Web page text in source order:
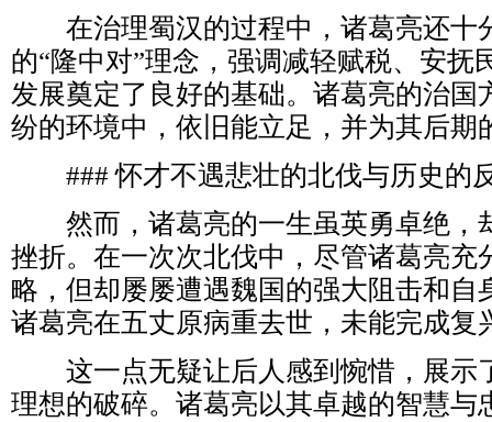
在治理蜀汉的过程中，诸葛亮还十
的“隆中对”理念，强调减轻赋税、安抚
发展奠定了良好的基础。诸葛亮的治国
纷的环境中，依旧能立足，并为其后期
### 怀才不遇悲壮的北伐与历史的
然而，诸葛亮的一生虽英勇卓绝，
挫折。在一次次北伐中，尽管诸葛亮充
略，但却屡屡遭遇魏国的强大阻击和自
诸葛亮在五丈原病重去世，未能完成复
这一点无疑让后人感到惋惜，展示
理想的破碎。诸葛亮以其卓越的智慧与